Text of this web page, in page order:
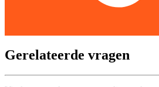
Gerelateerde vragen